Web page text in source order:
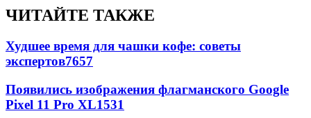
ЧИТАЙТЕ ТАКЖЕ
Худшее время для чашки кофе: советы
экспертов7657
Появились изображения флагманского Google
Pixel 11 Pro XL1531